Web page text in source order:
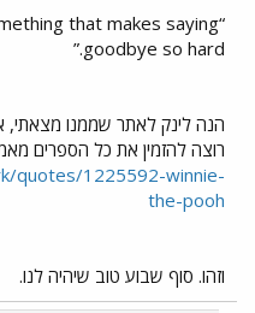
that makes saying
goodbye so hard.”
הנה לינק לאתר שממנו מצאתי,
רוצה להזמין את כל הספרים
quotes/1225592-winnie-
the-pooh
וזהו. סוף שבוע טוב שיהיה לנו.